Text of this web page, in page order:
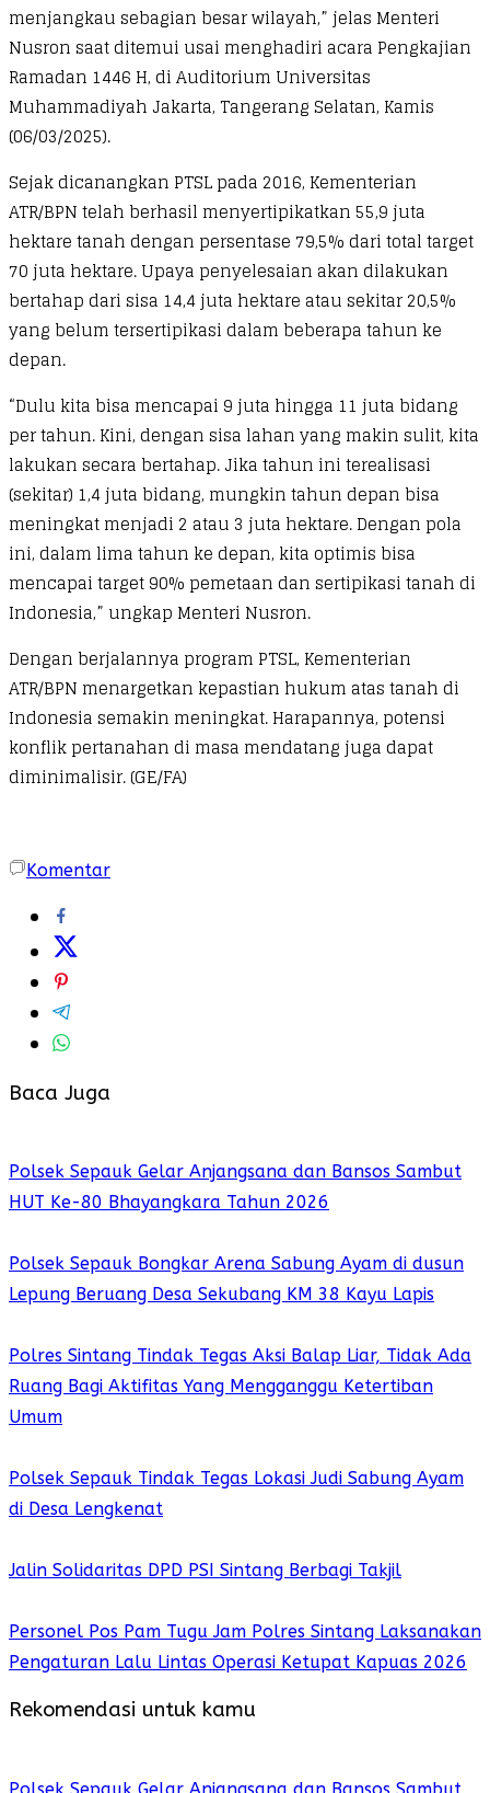
menjangkau sebagian besar wilayah,” jelas Menteri
Nusron saat ditemui usai menghadiri acara Pengkajian
Ramadan 1446 H, di Auditorium Universitas
Muhammadiyah Jakarta, Tangerang Selatan, Kamis
(06/03/2025).
Sejak dicanangkan PTSL pada 2016, Kementerian
ATR/BPN telah berhasil menyertipikatkan 55,9 juta
hektare tanah dengan persentase 79,5% dari total target
70 juta hektare. Upaya penyelesaian akan dilakukan
bertahap dari sisa 14,4 juta hektare atau sekitar 20,5%
yang belum tersertipikasi dalam beberapa tahun ke
depan.
“Dulu kita bisa mencapai 9 juta hingga 11 juta bidang
per tahun. Kini, dengan sisa lahan yang makin sulit, kita
lakukan secara bertahap. Jika tahun ini terealisasi
(sekitar) 1,4 juta bidang, mungkin tahun depan bisa
meningkat menjadi 2 atau 3 juta hektare. Dengan pola
ini, dalam lima tahun ke depan, kita optimis bisa
mencapai target 90% pemetaan dan sertipikasi tanah di
Indonesia,” ungkap Menteri Nusron.
Dengan berjalannya program PTSL, Kementerian
ATR/BPN menargetkan kepastian hukum atas tanah di
Indonesia semakin meningkat. Harapannya, potensi
konflik pertanahan di masa mendatang juga dapat
diminimalisir. (GE/FA)
Komentar
Baca Juga
Polsek Sepauk Gelar Anjangsana dan Bansos Sambut
HUT Ke-80 Bhayangkara Tahun 2026
Polsek Sepauk Bongkar Arena Sabung Ayam di dusun
Lepung Beruang Desa Sekubang KM 38 Kayu Lapis
Polres Sintang Tindak Tegas Aksi Balap Liar, Tidak Ada
Ruang Bagi Aktifitas Yang Mengganggu Ketertiban
Umum
Polsek Sepauk Tindak Tegas Lokasi Judi Sabung Ayam
di Desa Lengkenat
Jalin Solidaritas DPD PSI Sintang Berbagi Takjil
Personel Pos Pam Tugu Jam Polres Sintang Laksanakan
Pengaturan Lalu Lintas Operasi Ketupat Kapuas 2026
Rekomendasi untuk kamu
Polsek Sepauk Gelar Anjangsana dan Bansos Sambut